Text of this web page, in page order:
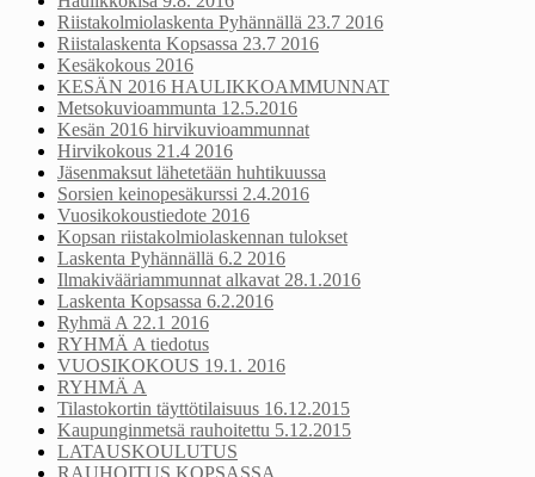
Riistakolmiolaskenta Pyhännällä 23.7 2016
Riistalaskenta Kopsassa 23.7 2016
Kesäkokous 2016
KESÄN 2016 HAULIKKOAMMUNNAT
Metsokuvioammunta 12.5.2016
Kesän 2016 hirvikuvioammunnat
Hirvikokous 21.4 2016
Jäsenmaksut lähetetään huhtikuussa
Sorsien keinopesäkurssi 2.4.2016
Vuosikokoustiedote 2016
Kopsan riistakolmiolaskennan tulokset
Laskenta Pyhännällä 6.2 2016
Ilmakivääriammunnat alkavat 28.1.2016
Laskenta Kopsassa 6.2.2016
Ryhmä A 22.1 2016
RYHMÄ A tiedotus
VUOSIKOKOUS 19.1. 2016
RYHMÄ A
Tilastokortin täyttötilaisuus 16.12.2015
Kaupunginmetsä rauhoitettu 5.12.2015
LATAUSKOULUTUS
RAUHOITUS KOPSASSA